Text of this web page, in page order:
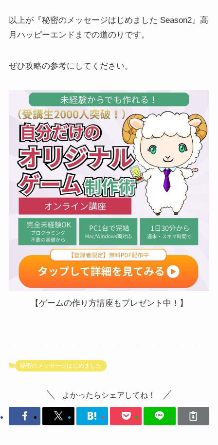
以上が『秘密のメッセージはじめました Season2』高
月ハッピーエンドまでの道のりです。
ぜひ攻略の参考にしてください。
【ゲームの作り方講座もプレゼント中！】
秘密のメッセージはじめました
よかったらシェアしてね！